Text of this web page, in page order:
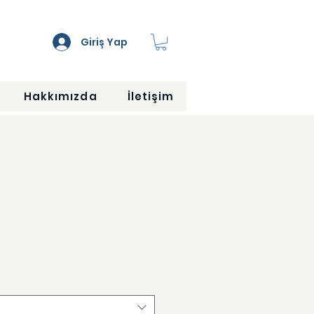
Giriş Yap
Hakkımızda İletişim